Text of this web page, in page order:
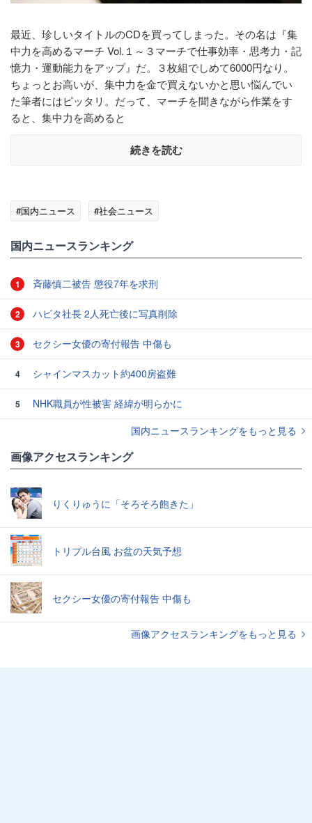
最近、珍しいタイトルのCDを買ってしまった。その名は『集
中力を高めるマーチ Vol.１～３マーチで仕事効率・思考力・記
憶力・運動能力をアップ』だ。３枚組でしめて6000円なり。
ちょっとお高いが、集中力を金で買えないかと思い悩んでい
た筆者にはピッタリ。だって、マーチを聞きながら作業をす
ると、集中力を高めると
続きを読む
#国内ニュース #社会ニュース
国内ニュースランキング
1 斉藤慎二被告 懲役7年を求刑
2 ハビタ社長 2人死亡後に写真削除
3 セクシー女優の寄付報告 中傷も
4 シャインマスカット約400房盗難
5
NHK職員が性被害 経緯が明らかに
国内ニュースランキングをもっと見る
画像アクセスランキング
りくりゅうに「そろそろ飽きた」
トリプル台風 お盆の天気予想
セクシー女優の寄付報告 中傷も
画像アクセスランキングをもっと見る